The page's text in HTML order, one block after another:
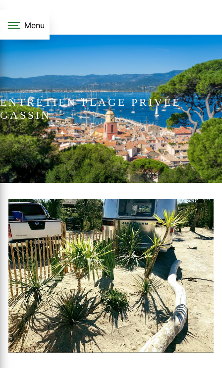
Menu
ENTRETIEN PLAGE PRIVÉE
GASSIN